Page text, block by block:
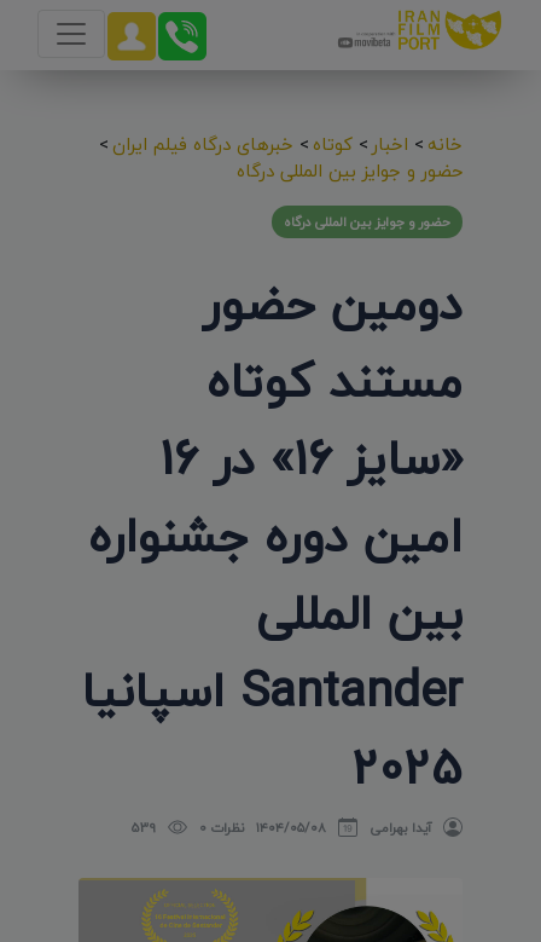
خانه> اخبار> کوتاه> خبرهای درگاه فیلم ایران>
حضور و جوایز بین المللی درگاه
حضور و جوایز بین المللی درگاه
دومین حضور
مستند کوتاه
«سایز 16» در 16
امین دوره جشنواره
بین المللی
Santander اسپانیا
2025
آیدا بهرامی ۱۴۰۴/۰۵/۰۸ نظرات 0 539